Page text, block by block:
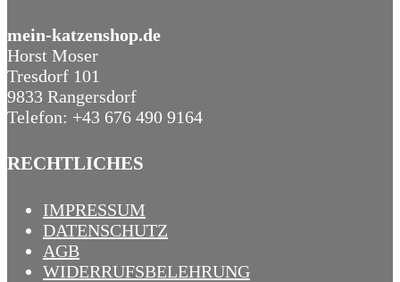
mein-katzenshop.de
Horst Moser
Tresdorf 101
9833 Rangersdorf
Telefon: +43 676 490 9164
RECHTLICHES
IMPRESSUM
DATENSCHUTZ
AGB
WIDERRUFSBELEHRUNG